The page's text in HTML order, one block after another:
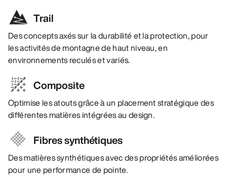
Trail
Des concepts axés sur la durabilité et la protection, pour
les activités de montagne de haut niveau, en
environnements reculés et variés.
Composite
Optimise les atouts grâce à un placement stratégique des
différentes matières intégrées au design.
Fibres synthétiques
Des matières synthétiques avec des propriétés améliorées
pour une performance de pointe.